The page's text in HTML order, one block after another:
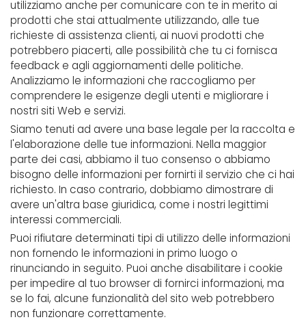
utilizziamo anche per comunicare con te in merito ai
prodotti che stai attualmente utilizzando, alle tue
richieste di assistenza clienti, ai nuovi prodotti che
potrebbero piacerti, alle possibilità che tu ci fornisca
feedback e agli aggiornamenti delle politiche.
Analizziamo le informazioni che raccogliamo per
comprendere le esigenze degli utenti e migliorare i
nostri siti Web e servizi.
Siamo tenuti ad avere una base legale per la raccolta e
l'elaborazione delle tue informazioni. Nella maggior
parte dei casi, abbiamo il tuo consenso o abbiamo
bisogno delle informazioni per fornirti il ​​servizio che ci hai
richiesto. In caso contrario, dobbiamo dimostrare di
avere un'altra base giuridica, come i nostri legittimi
interessi commerciali.
Puoi rifiutare determinati tipi di utilizzo delle informazioni
non fornendo le informazioni in primo luogo o
rinunciando in seguito. Puoi anche disabilitare i cookie
per impedire al tuo browser di fornirci informazioni, ma
se lo fai, alcune funzionalità del sito web potrebbero
non funzionare correttamente.